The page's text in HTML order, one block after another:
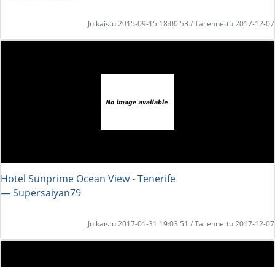
Julkaistu 2015-09-15 18:00:53 / Tallennettu 2017-12-07
Hotel Sunprime Ocean View - Tenerife
― Supersaiyan79
Julkaistu 2017-01-31 19:03:51 / Tallennettu 2017-12-07